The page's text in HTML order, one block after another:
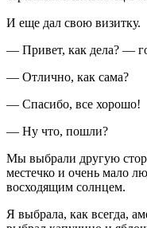
И еще дал свою визитку.
— Привет, как дела? —
— Отлично, как сама?
— Спасибо, все хорошо!
— Ну что, пошли?
Мы выбрали другую
местечко и очень мало
восходящим солнцем.
Я выбрала, как всегда,